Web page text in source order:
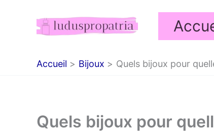
Accueil Bijoux Quels bijoux pour
Quels bijoux pour